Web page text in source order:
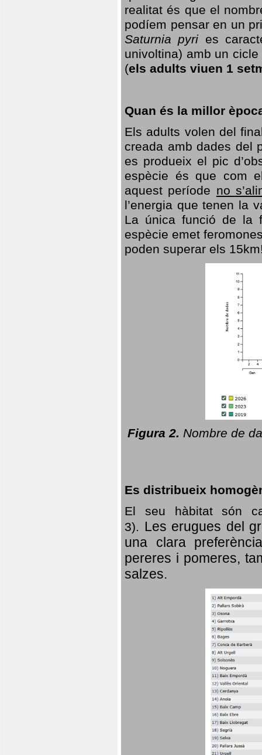
realitat és que el
podíem pensar en un
Saturnia pyri es
univoltina) amb un
(els adults viuen 1
Quan és la millor
Els adults volen del
creada amb dades del
es produeix el pic
espècie és que com
aquest període no
l’energia que tenen la
La única funció de la
espècie emet
poden superar els
Figura 2. Nombre de
Es distribueix
El seu hàbitat són
3). Les erugues del
una clara
pereres i pomeres,
salzes.